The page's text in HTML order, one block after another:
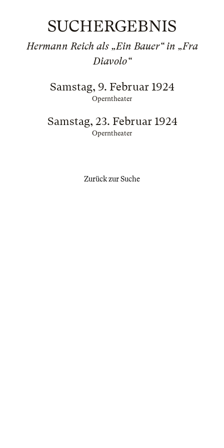
SUCHERGEBNIS
Hermann Reich als „Ein Bauer“ in „Fra
Diavolo“
Samstag, 9. Februar 1924
Operntheater
Samstag, 23. Februar 1924
Operntheater
Zurück zur Suche